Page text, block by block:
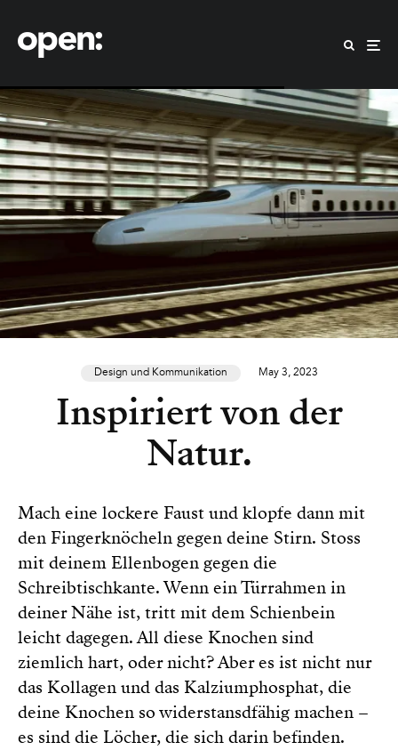
Design und Kommunikation May 3, 2023
Inspiriert von der
Natur.
Mach eine lockere Faust und klopfe dann mit
den Fingerknöcheln gegen deine Stirn. Stoss
mit deinem Ellenbogen gegen die
Schreibtischkante. Wenn ein Türrahmen in
deiner Nähe ist, tritt mit dem Schienbein
leicht dagegen. All diese Knochen sind
ziemlich hart, oder nicht? Aber es ist nicht nur
das Kollagen und das Kalziumphosphat, die
deine Knochen so widerstansdfähig machen –
es sind die Löcher, die sich darin befinden.